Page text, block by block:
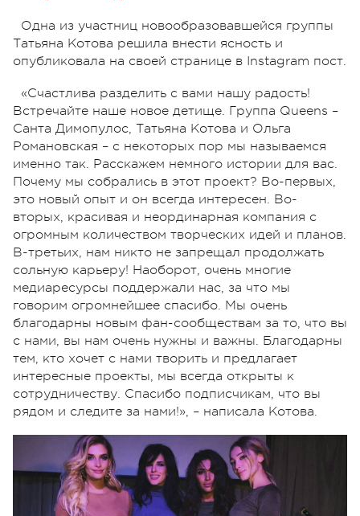
Одна из участниц новообразовавшейся группы
Татьяна Котова решила внести ясность и
опубликовала на своей странице в Instagram пост.
«Счастлива разделить с вами нашу радость!
Встречайте наше новое детище. Группа Queens –
Санта Димопулос, Татьяна Котова и Ольга
Романовская – с некоторых пор мы называемся
именно так. Расскажем немного истории для вас.
Почему мы собрались в этот проект? Во-первых,
это новый опыт и он всегда интересен. Во-
вторых, красивая и неординарная компания с
огромным количеством творческих идей и планов.
В-третьих, нам никто не запрещал продолжать
сольную карьеру! Наоборот, очень многие
медиаресурсы поддержали нас, за что мы
говорим огромнейшее спасибо. Мы очень
благодарны новым фан-сообществам за то, что вы
с нами, вы нам очень нужны и важны. Благодарны
тем, кто хочет с нами творить и предлагает
интересные проекты, мы всегда открыты к
сотрудничеству. Спасибо подписчикам, что вы
рядом и следите за нами!», – написала Котова.